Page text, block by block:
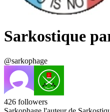
Sarkostique
@sarkophage
426 followers